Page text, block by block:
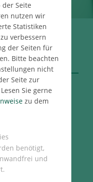
Sie ein und
wir für Sie
Seite
nutzen wir
Statistiken
verbessern
der Seiten für
Bitte beachten
nicht
Seite zur
Sie gerne
zu dem
benötigt,
und